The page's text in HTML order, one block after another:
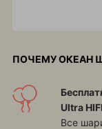
ПОЧЕМУ ОКЕАН
Ultra
Все